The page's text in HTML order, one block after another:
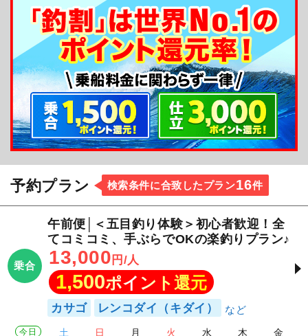
ています。何よりもお客様の笑顔に感謝しながら毎
日、越前の海をかけまわっています。
予約プラン 検索条件に合致したプラン16件
乗合
午前便│＜五目釣り体験＞初心者歓迎！全
てコミコミ、手ぶらでOKの楽釣りプラン♪
13,000 円/人
1,500ポイント還元
カサゴ レンコダイ（キダイ）
今日 土 日 月 火 水 木 金